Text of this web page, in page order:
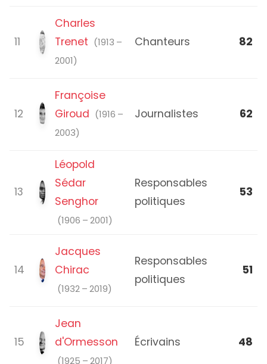
11
Charles
Trenet (1913 –
2001)
Chanteurs 82
12
Françoise
Giroud (1916 –
2003)
Journalistes 62
13
Léopold
Sédar
Senghor
(1906 – 2001)
Responsables
politiques
53
14
Jacques
Chirac
(1932 – 2019)
Responsables
politiques
51
15
Jean
d'Ormesson
(1925 – 2017)
Écrivains 48